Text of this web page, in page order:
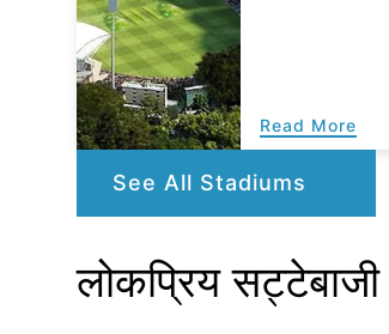
Read More
See All Stadiums
लोकप्रिय